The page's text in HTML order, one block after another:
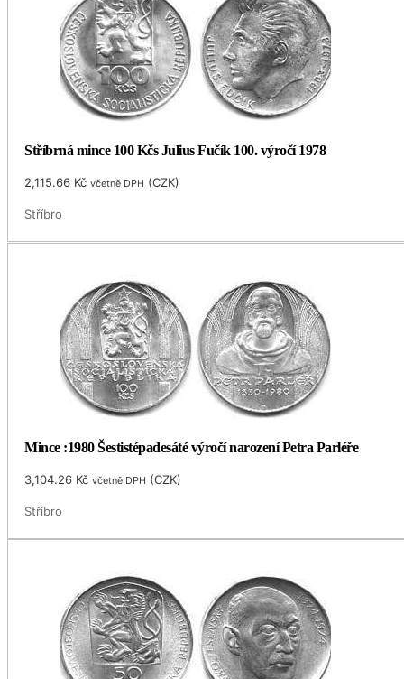
Stříbrná mince 100 Kčs Julius Fučík 100. výročí 1978
2,115.66 Kč včetně DPH (CZK)
Stříbro
Mince :1980 Šestistépadesáté výročí narození Petra Parléře
3,104.26 Kč včetně DPH (CZK)
Stříbro